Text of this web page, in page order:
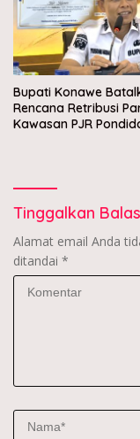
Bupati Konawe
Rencana Retribusi
Kawasan PJR
Tinggalkan
Alamat email Anda
ditandai *